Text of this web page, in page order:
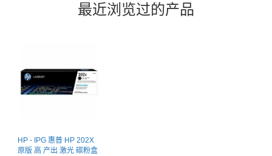
最近浏览过的产品
HP - IPG 惠普 HP 202X
原版 高 产出 激光 碳粉盒